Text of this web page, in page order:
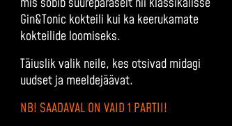
Gin&Tonic kokteili kui ka keerukamate
kokteilide loomiseks.
Täiuslik valik neile, kes otsivad midagi
uudset ja meeldejäävat.
NB! SAADAVAL ON VAID 1 PARTII!